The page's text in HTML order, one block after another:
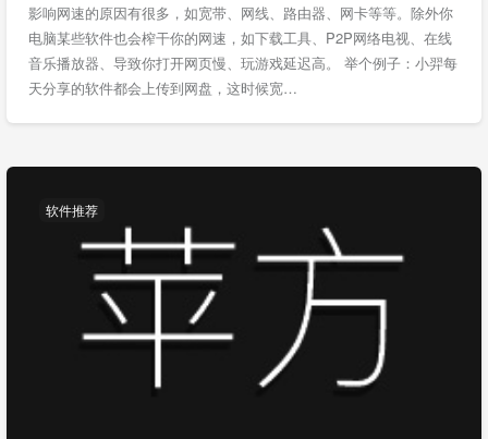
影响网速的原因有很多，如宽带、网线、路由器、网卡等等。除外你
电脑某些软件也会榨干你的网速，如下载工具、P2P网络电视、在线
音乐播放器、导致你打开网页慢、玩游戏延迟高。 举个例子：小羿每
天分享的软件都会上传到网盘，这时候宽…
软件推荐